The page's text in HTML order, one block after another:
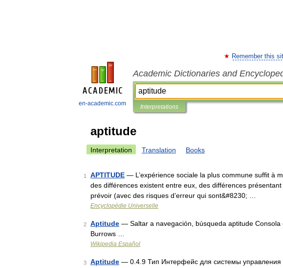
en-academic.com
Remember this
Academic Dictionaries and
Interpretations
aptitude
Interpretation Translation Books
1 APTITUDE — L’expérience sociale la plus commune suffit à
des différences existent entre eux, des différences
prévoir (avec des risques d’erreur qui sont&#8230; …
Encyclopédie Universelle
2 Aptitude — Saltar a navegación, búsqueda aptitude
Burrows …
Wikipedia Español
3 Aptitude — 0.4.9 Тип Интерфейс для системы управления